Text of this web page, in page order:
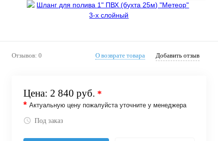
Отзывов: 0 О возврате товара Добавить отзыв
Цена: 2 840 руб. *
* Актуальную цену пожалуйста уточните у менеджера
Под заказ